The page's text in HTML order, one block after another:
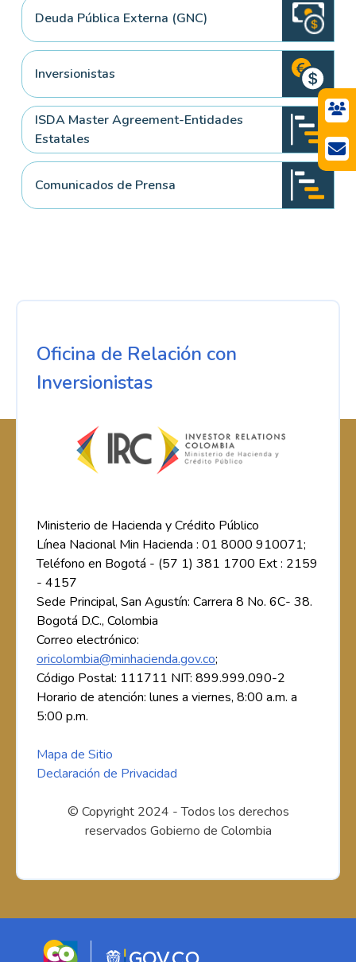
Deuda Pública Externa (GNC)
Inversionistas
ISDA Master Agreement-Entidades
Estatales
Comunicados de Prensa
Oficina de Relación con
Inversionistas
Ministerio de Hacienda y Crédito Público
Línea Nacional Min Hacienda : 01 8000 910071;
Teléfono en Bogotá - (57 1) 381 1700 Ext : 2159
- 4157
Sede Principal, San Agustín: Carrera 8 No. 6C- 38.
Bogotá D.C., Colombia
Correo electrónico:
oricolombia@minhacienda.gov.co;
Código Postal: 111711 NIT: 899.999.090-2
Horario de atención: lunes a viernes, 8:00 a.m. a
5:00 p.m.
Mapa de Sitio
Declaración de Privacidad
© Copyright 2024 - Todos los derechos
reservados Gobierno de Colombia